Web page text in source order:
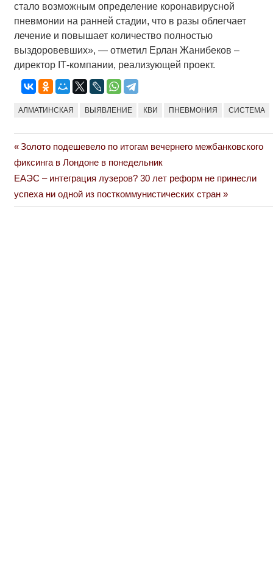
стало возможным определение коронавирусной
пневмонии на ранней стадии, что в разы облегчает
лечение и повышает количество полностью
выздоровевших», — отметил Ерлан Жанибеков –
директор ІТ-компании, реализующей проект.
АЛМАТИНСКАЯ ВЫЯВЛЕНИЕ КВИ ПНЕВМОНИЯ СИСТЕМА
Навигация
по
записям
Previous
Post:
Золото подешевело по итогам вечернего межбанковского
фиксинга в Лондоне в понедельник
Next
Post:
ЕАЭС – интеграция лузеров? 30 лет реформ не принесли
успеха ни одной из посткоммунистических стран